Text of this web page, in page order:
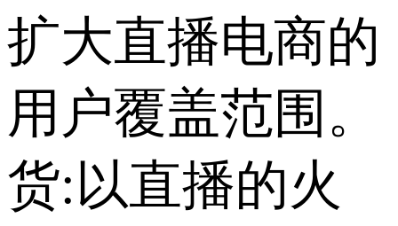
扩大直播电商的
用户覆盖范围。
货:以直播的火